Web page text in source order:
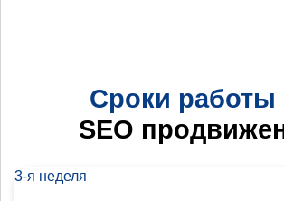
Сроки работы
SEO
3-я неделя